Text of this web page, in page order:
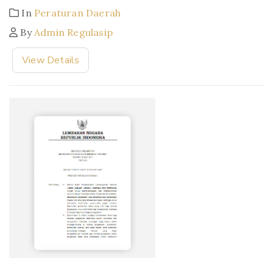
In Peraturan Daerah
ByAdmin Regulasip
View Details